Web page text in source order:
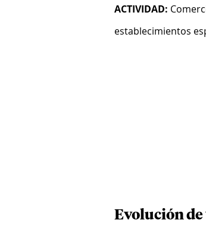
ACTIVIDAD:
establecimientos
Evolución de